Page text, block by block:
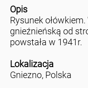
Opis
Rysunek
gnieźnieńską od
powstała w 1941r.
Lokalizacja
Gniezno, Polska